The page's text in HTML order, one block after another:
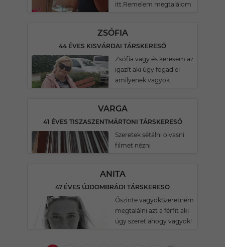
itt.Remelem megtalálom
ZSÓFIA
44 ÉVES KISVÁRDAI TÁRSKERESŐ
Zsófia vagy és keresem az
igazít aki úgy fogad el
amilyenek vagyok
VARGA
41 ÉVES TISZASZENTMÁRTONI TÁRSKERESŐ
Szeretek sétálni olvasni
filmet nézni
ANITA
47 ÉVES ÚJDOMBRÁDI TÁRSKERESŐ
Őszinte vagyokSzeretném
megtalálni azt a férfit aki
úgy szeret ahogy vagyok!